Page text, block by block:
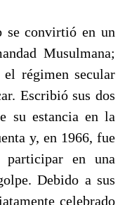
se convirtió en un
Musulmana;
régimen secular
Escribió sus dos
su estancia en la
y, en 1966, fue
participar en una
Debido a sus
celebrado